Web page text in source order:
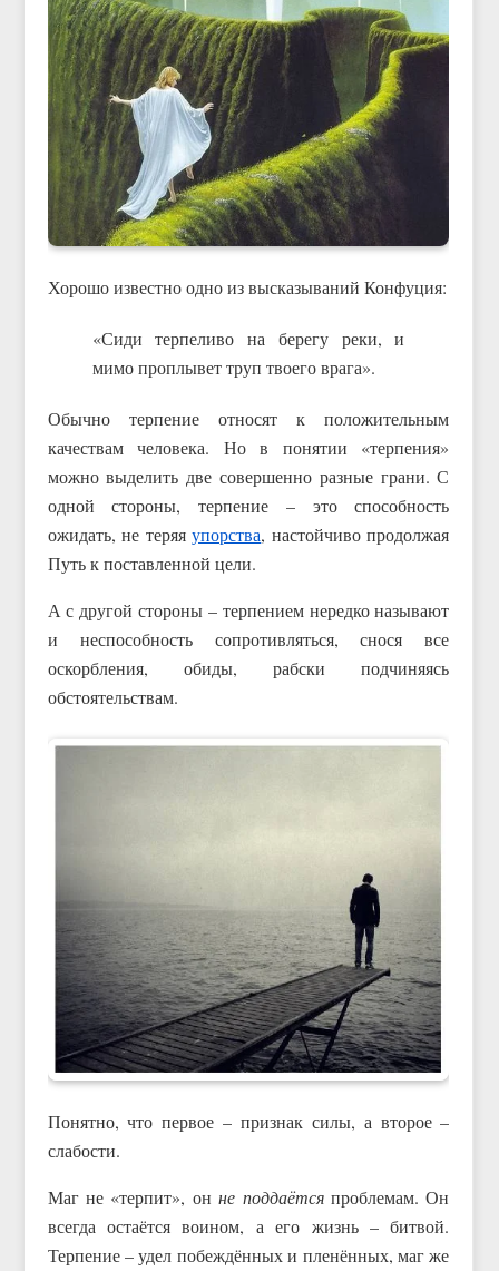
Хорошо известно одно из высказываний Конфуция:
«Сиди терпеливо на берегу реки, и
мимо проплывет труп твоего врага».
Обычно терпение относят к положительным
качествам человека. Но в понятии «терпения»
можно выделить две совершенно разные грани. С
одной стороны, терпение – это способность
ожидать, не теряяупорства, настойчиво продолжая
Путь к поставленной цели.
А с другой стороны – терпением нередко называют
и неспособность сопротивляться, снося все
оскорбления, обиды, рабски подчиняясь
обстоятельствам.
Понятно, что первое – признак силы, а второе –
слабости.
Маг не «терпит», онне поддаётсяпроблемам. Он
всегда остаётся воином, а его жизнь – битвой.
Терпение – удел побеждённых и пленённых, маг же